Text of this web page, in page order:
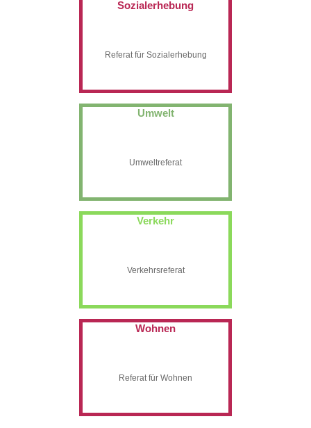
Sozialerhebung
Referat für Sozialerhebung
Umwelt
Umweltreferat
Verkehr
Verkehrsreferat
Wohnen
Referat für Wohnen